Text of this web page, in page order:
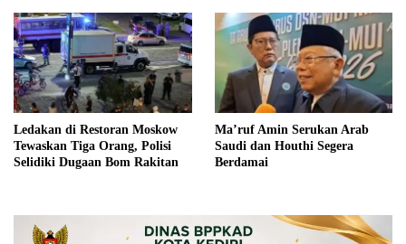
Ledakan di Restoran Moskow
Tewaskan Tiga Orang, Polisi
Selidiki Dugaan Bom Rakitan
Ma’ruf Amin Serukan Arab
Saudi dan Houthi Segera
Berdamai